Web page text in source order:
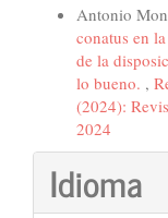
Antonio
conatus en
de la
lo bueno. ,
(2024):
2024
Idioma